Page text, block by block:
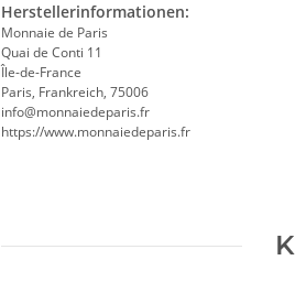
Herstellerinformationen:
Monnaie de Paris
Quai de Conti 11
Île-de-France
Paris, Frankreich, 75006
info@monnaiedeparis.fr
https://www.monnaiedeparis.fr